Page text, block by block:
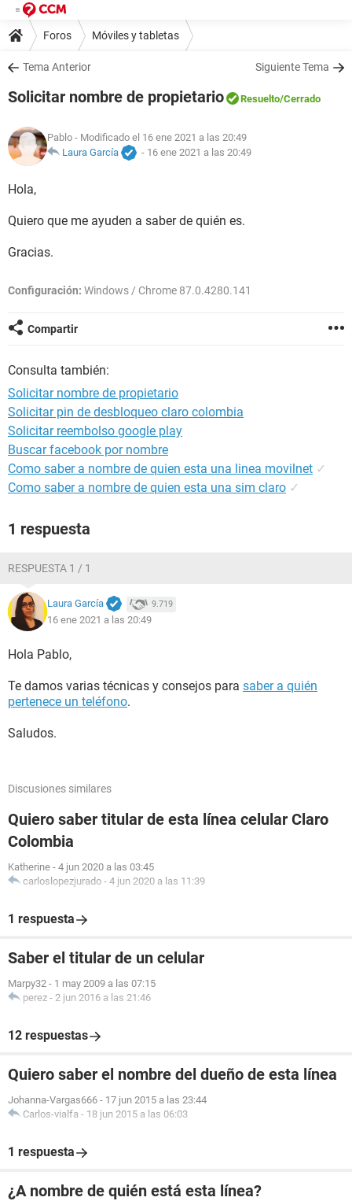
Foros Móviles y tabletas
Tema Anterior Siguiente Tema
Solicitar nombre de propietario Resuelto/Cerrado
Pablo - Modificado el 16 ene 2021 a las 20:49
Laura García
- 16 ene 2021 a las 20:49
Hola,
Quiero que me ayuden a saber de quién es.
Gracias.
Configuración: Windows / Chrome 87.0.4280.141
Compartir
Consulta también:
Solicitar nombre de propietario
Solicitar pin de desbloqueo claro colombia
Solicitar reembolso google play
Buscar facebook por nombre
Como saber a nombre de quien esta una linea movilnet ✓
Como saber a nombre de quien esta una sim claro ✓
1 respuesta
RESPUESTA 1 / 1
Laura García 9.719
16 ene 2021 a las 20:49
Hola Pablo,
Te damos varias técnicas y consejos para saber a quién
pertenece un teléfono.
Saludos.
Discusiones similares
Quiero saber titular de esta línea celular Claro
Colombia
Katherine - 4 jun 2020 a las 03:45
carloslopezjurado - 4 jun 2020 a las 11:39
1 respuesta
Saber el titular de un celular
Marpy32 - 1 may 2009 a las 07:15
perez - 2 jun 2016 a las 21:46
12 respuestas
Quiero saber el nombre del dueño de esta línea
Johanna-Vargas666 - 17 jun 2015 a las 23:44
Carlos-vialfa - 18 jun 2015 a las 06:03
1 respuesta
¿A nombre de quién está esta línea?